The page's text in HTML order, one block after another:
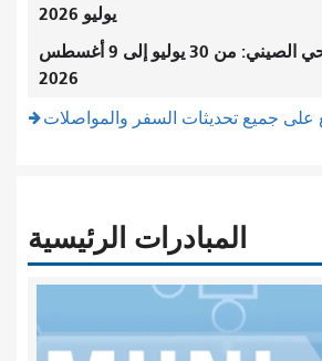
يوليو 2026
أعمال بناء الحي الصيني: من 30 يوليو إلى 9 أغسطس
2026
على جميع تحديثات السفر والمواصلات
المبادرات الرئيسية